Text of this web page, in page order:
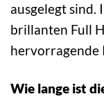
ausgelegt sind.
brillanten Full
hervorragende
Wie lange ist